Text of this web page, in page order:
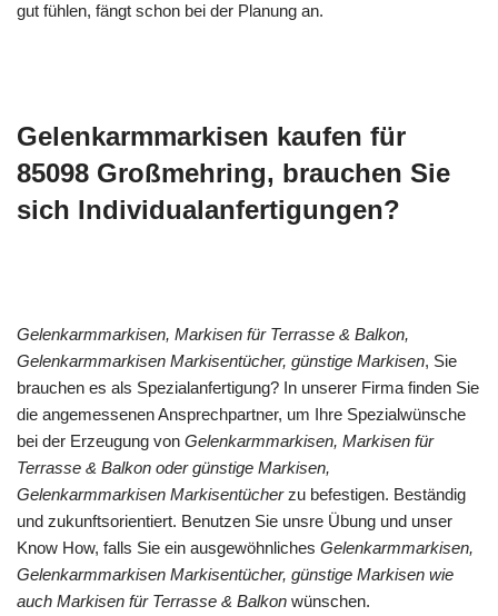
gut fühlen, fängt schon bei der Planung an.
Gelenkarmmarkisen kaufen für
85098 Großmehring, brauchen Sie
sich Individualanfertigungen?
Gelenkarmmarkisen, Markisen für Terrasse & Balkon,
Gelenkarmmarkisen Markisentücher, günstige Markisen, Sie
brauchen es als Spezialanfertigung? In unserer Firma finden Sie
die angemessenen Ansprechpartner, um Ihre Spezialwünsche
bei der Erzeugung von Gelenkarmmarkisen, Markisen für
Terrasse & Balkon oder günstige Markisen,
Gelenkarmmarkisen Markisentücherzu befestigen. Beständig
und zukunftsorientiert. Benutzen Sie unsre Übung und unser
Know How, falls Sie ein ausgewöhnliches Gelenkarmmarkisen,
Gelenkarmmarkisen Markisentücher, günstige Markisen wie
auch Markisen für Terrasse & Balkon wünschen.